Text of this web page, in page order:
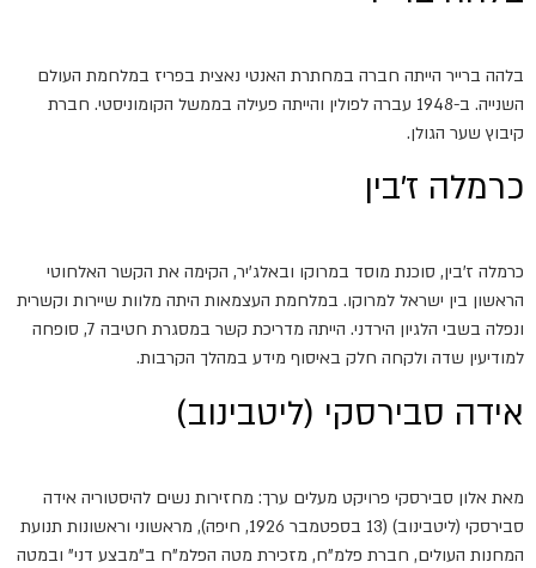
בלהה ברייר הייתה חברה במחתרת האנטי נאצית בפריז במלחמת העולם
השנייה. ב-1948 עברה לפולין והייתה פעילה בממשל הקומוניסטי. חברת
קיבוץ שער הגולן.
כרמלה ז'בין
כרמלה ז'בין, סוכנת מוסד במרוקו ובאלג'יר, הקימה את הקשר האלחוטי
הראשון בין ישראל למרוקו. במלחמת העצמאות היתה מלוות שיירות וקשרית
ונפלה בשבי הלגיון הירדני. הייתה מדריכת קשר במסגרת חטיבה 7, סופחה
למודיעין שדה ולקחה חלק באיסוף מידע במהלך הקרבות.
אידה סבירסקי (ליטבינוב)
מאת אלון סבירסקי פרויקט מעלים ערך: מחזירות נשים להיסטוריה אידה
סבירסקי (ליטבינוב) (13 בספטמבר 1926, חיפה), מראשוני וראשונות תנועת
המחנות העולים, חברת פלמ"ח, מזכירת מטה הפלמ"ח ב"מבצע דני" ובמטה